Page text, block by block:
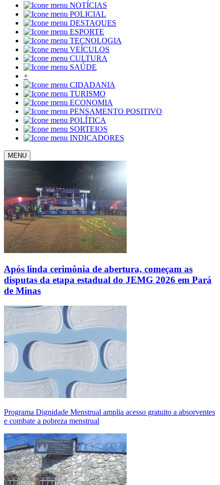
NOTÍCIAS
POLICIAL
DESTAQUES
ESPORTE
TECNOLOGIA
VEÍCULOS
CULTURA
SAÚDE
+
CIDADANIA
TURISMO
ECONOMIA
PENSAMENTO POSITIVO
POLÍTICA
SORTEIOS
INDICADORES
MENU
Após linda cerimônia de abertura, começam as
disputas da etapa estadual do JEMG 2026 em Pará
de Minas
Programa Dignidade Menstrual amplia acesso gratuito a absorventes
e combate a pobreza menstrual